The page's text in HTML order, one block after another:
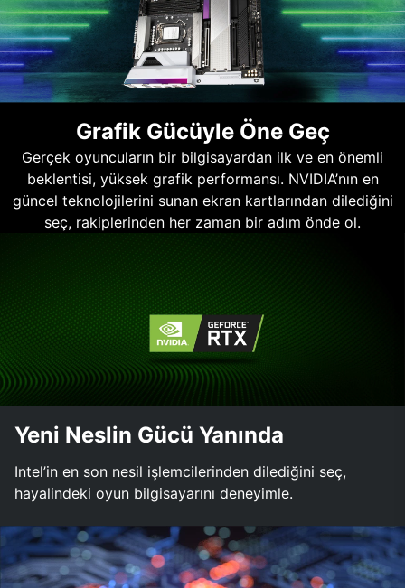
Grafik Gücüyle Öne Geç
Gerçek oyuncuların bir bilgisayardan ilk ve en önemli
beklentisi, yüksek grafik performansı. NVIDIA’nın en
güncel teknolojilerini sunan ekran kartlarından dilediğini
seç, rakiplerinden her zaman bir adım önde ol.
Yeni Neslin Gücü Yanında
Intel’in en son nesil işlemcilerinden dilediğini seç,
hayalindeki oyun bilgisayarını deneyimle.